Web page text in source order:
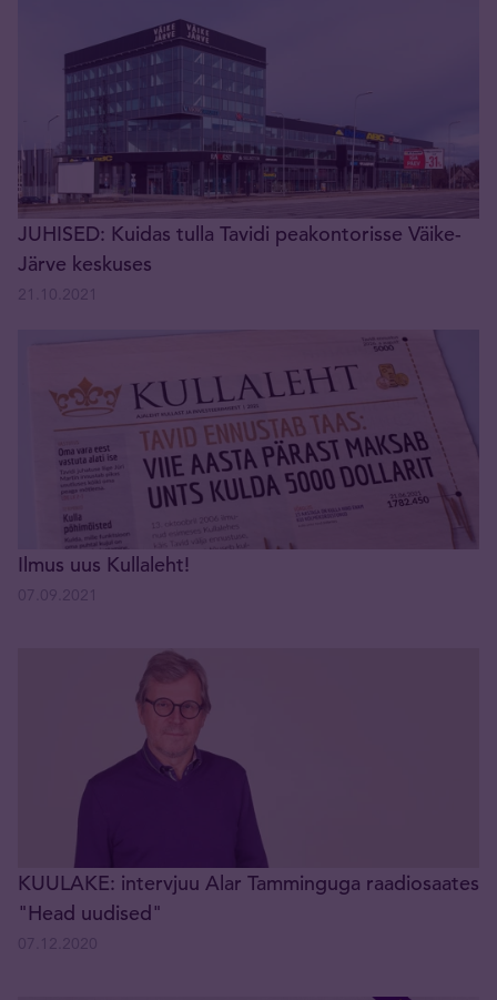
JUHISED: Kuidas tulla Tavidi peakontorisse Väike-
Järve keskuses
Ilmus uus Kullaleht!
KUULAKE: intervjuu Alar Tamminguga raadiosaates
"Head uudised"